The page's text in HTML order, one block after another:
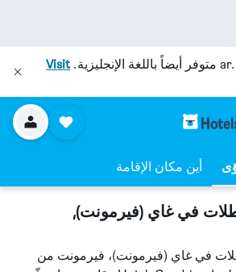
متوفر أيضاً باللغة الإنجليزية.Visit
أين مكان الإقامة
في غاي (فيرمونت),
في غاي (فيرمونت)، فيرمونت من